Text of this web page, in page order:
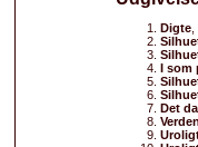
Digte
I som
Det